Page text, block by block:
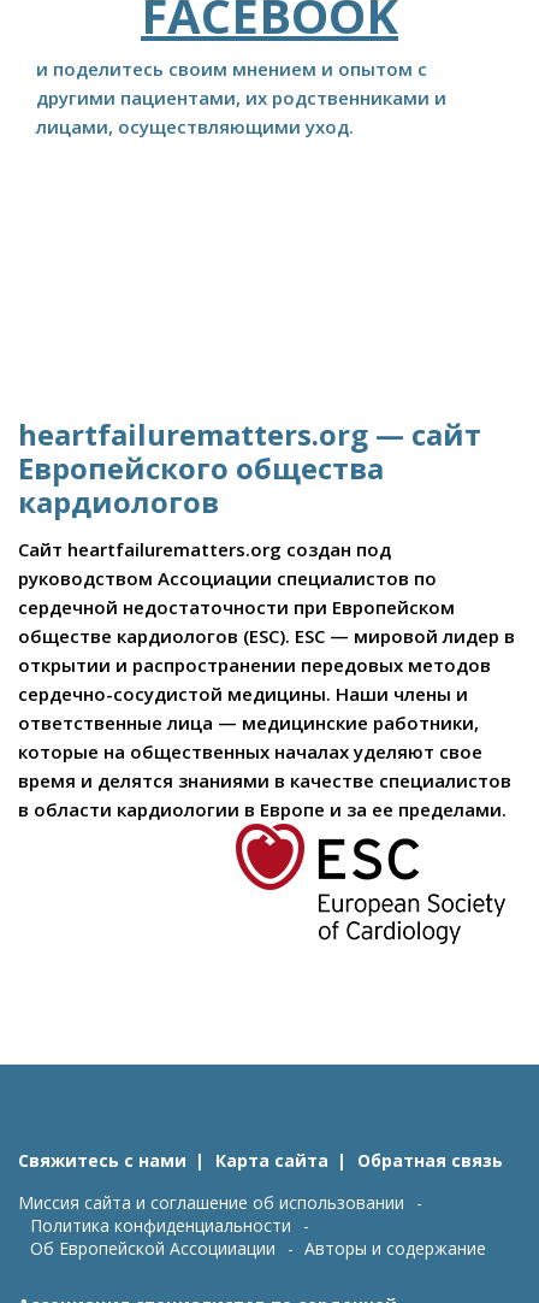
FACEBOOK
и поделитесь своим мнением и опытом с
другими пациентами, их родственниками и
лицами, осуществляющими уход.
heartfailurematters.org — сайт
Европейского общества
кардиологов
Сайт heartfailurematters.org создан под
руководством Ассоциации специалистов по
сердечной недостаточности при Европейском
обществе кардиологов (ESC). ESC — мировой лидер в
открытии и распространении передовых методов
сердечно-сосудистой медицины. Наши члены и
ответственные лица — медицинские работники,
которые на общественных началах уделяют свое
время и делятся знаниями в качестве специалистов
в области кардиологии в Европе и за ее пределами.
Свяжитесь с нами Карта сайта
Обратная связь
Миссия сайта и соглашение об использовании
Политика конфиденциальности
Об Европейской Ассоцииации
Авторы и содержание